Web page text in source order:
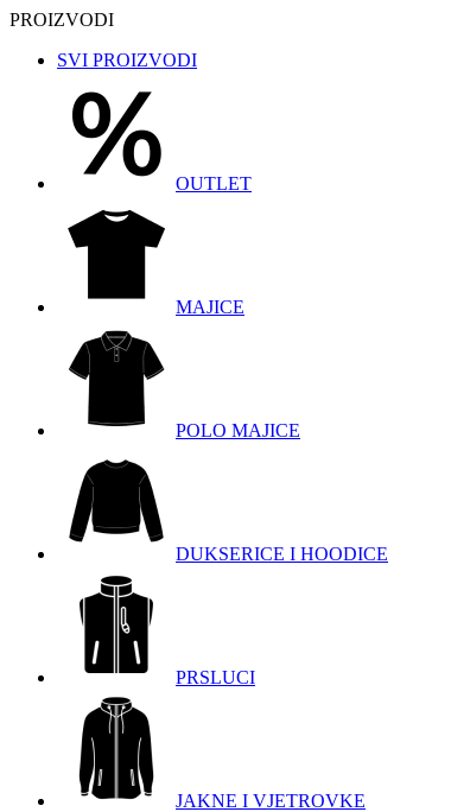
PROIZVODI
SVI PROIZVODI
OUTLET
MAJICE
POLO MAJICE
DUKSERICE I HOODICE
PRSLUCI
JAKNE I VJETROVKE